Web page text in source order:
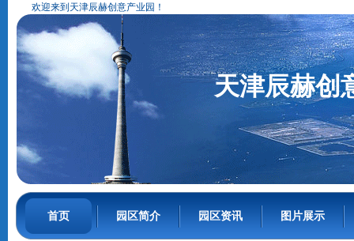
欢迎来到天津辰赫创意产业园！
天津辰赫创
首页 园区简介 园区资讯 图片展示